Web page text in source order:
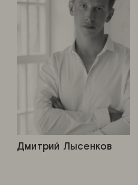
Дмитрий Лысенков